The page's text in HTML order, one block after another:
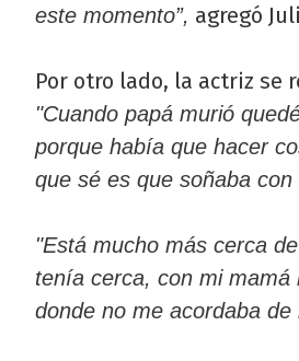
este momento”, agregó
Por otro lado, la actriz se
"Cuando papá murió
porque había que hacer
que sé es que soñaba con
"Está mucho más cerca
tenía cerca, con mi
donde no me acordaba de